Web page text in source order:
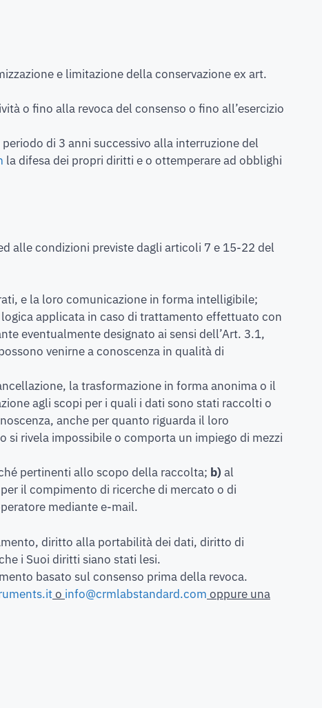
e limitazione della conservazione ex art.
o fino alla revoca del consenso o fino all’esercizio
di 3 anni successivo alla interruzione del
la difesa dei propri diritti e o ottemperare ad obblighi
alle condizioni previste dagli articoli 7 e 15-22 del
e la loro comunicazione in forma intelligibile;
applicata in caso di trattamento effettuato con
eventualmente designato ai sensi dell’Art. 3.1,
venirne a conoscenza in qualità di
la trasformazione in forma anonima o il
agli scopi per i quali i dati sono stati raccolti o
anche per quanto riguarda il loro
rivela impossibile o comporta un impiego di mezzi
pertinenti allo scopo della raccolta; b) al
il compimento di ricerche di mercato o di
mediante e-mail.
diritto alla portabilità dei dati, diritto di
i Suoi diritti siano stati lesi.
basato sul consenso prima della revoca.
o info@crmlabstandard.com oppure una